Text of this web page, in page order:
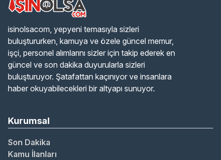
isinolsacom, yepyeni temasıyla sizleri
buluştururken, kamuya ve özele güncel memur,
işçi, personel alımlarını sizler için takip ederek en
güncel ve son dakika duyurularla sizleri
buluşturuyor. Şatafattan kaçınıyor ve insanlara
haber okuyabilecekleri bir altyapı sunuyor.
Kurumsal
Son Dakika
Kamu İlanları